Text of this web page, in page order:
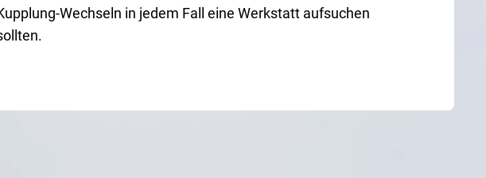
Wechseln in jedem Fall eine Werkstatt aufsuchen